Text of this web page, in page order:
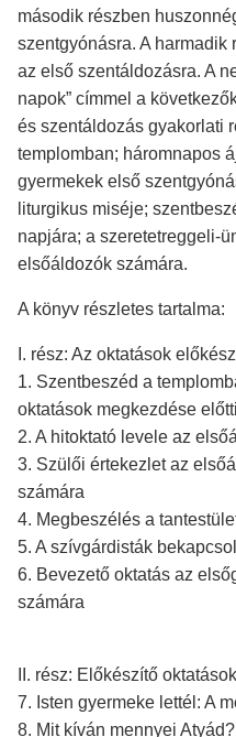
második részben
szentgyónásra. A harmadik
az első szentáldozásra. A
napok” címmel a
és szentáldozás gyakorlati
templomban; háromnapos
gyermekek első
liturgikus miséje;
napjára; a szeretetreggeli-
elsőáldozók számára.
A könyv részletes tartalma:
I. rész: Az oktatások
1. Szentbeszéd a
oktatások megkezdése
2. A hitoktató levele az
3. Szülői értekezlet az
számára
4. Megbeszélés a
5. A szívgárdisták
6. Bevezető oktatás az
számára
II. rész: Előkészítő
7. Isten gyermeke lettél: A
8. Mit kíván mennyei